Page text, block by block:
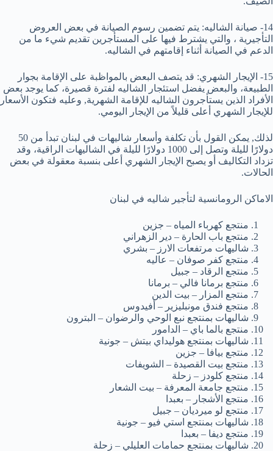
14- صيانة الشاليه: يتم تضمين رسوم الصيانة في بعض العروض
التأجيرية ، والتي يشترط فيها على المستأجرين تقديم شيء ما من
الدعم في الصيانة أثناء إقامتهم في الشاليه.
15- الإيجار الشهري: قد يتصف البعض بالمواظبة على الإقامة بجوار
الطبيعة، والبعض يفضل استئجار الشاليه لفترة قصيرة، كما يوجد بعض
الأفراد الذين يستأجرون الشاليه للإقامة الشهرية, وعليه فتكون الأسعار
للإيجار الشهري أعلى قليلاً من الإيجار اليومي.
لذلك, يمكن القول بأن تكلفة وأسعار شاليهات في لبنان تبدأ من 50
دولارًا لليلة وتصل إلى 1000 دولارًا لليلة في الشاليهات الراقية، وقد
تزداد التكاليف أو يصبح الإيجار الشهري أعلى بنسبة معقولة في بعض
الحالات.
الاماكن الرومانسية لتأجير شاليه في لبنان
منتجع كهرباء المياه – جزين
منتجع باب الحارة – دير الزهراني
شاليهات مرتفعات الارز – بشري
منتجع كفر صوفان – عاليه
منتجع الرقاد – جبيل
منتجع برمانا فالي – برمانا
منتجع المزار – بيت الدين
منتجع فندق مونبليزير – أفيدوس
شاليهات بمنتجع نبع الوحي والرضوان – البترون
منتجع بالما باي – الدامور
شاليهات بمنتجع هوليداي بيتش – جونية
منتجع بيافا – جزين
منتجع بيت القصيدة – الشويفات
منتجع كلودز – زحلة
منتجع جامعة المعرفة – بيت الشعار
منتجع الأشجار – بعبدا
منتجع لو ميرديان – جبيل
شاليهات بمنتجع استي فيو – جونية
منتجع ديفا – بعبدا
شاليهات بمنتجع حمامات العليلي – زحلة